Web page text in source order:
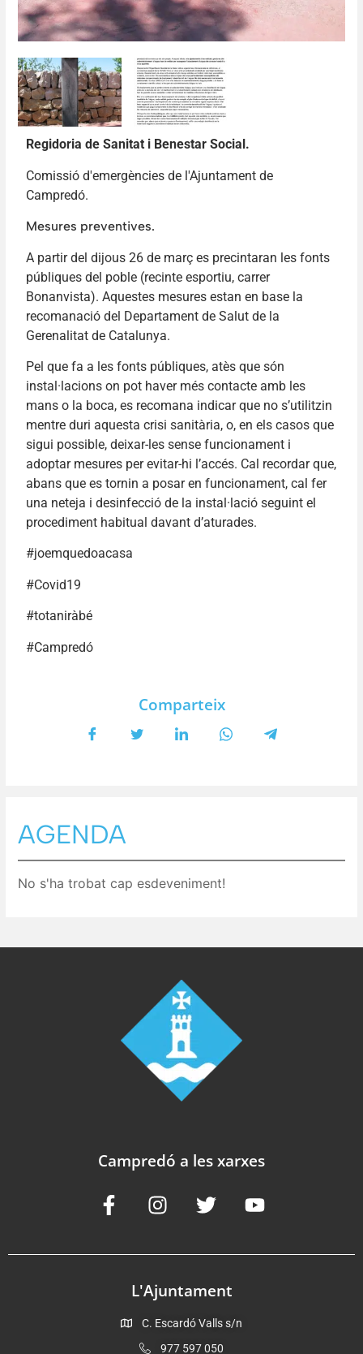
Regidoria de Sanitat i Benestar Social.
Comissió d'emergències de l'Ajuntament de
Campredó.
Mesures preventives.
A partir del dijous 26 de març es precintaran les fonts
públiques del poble (recinte esportiu, carrer
Bonanvista). Aquestes mesures estan en base la
recomanació del Departament de Salut de la
Gerenalitat de Catalunya.
Pel que fa a les fonts públiques, atès que són
instal·lacions on pot haver més contacte amb les
mans o la boca, es recomana indicar que no s’utilitzin
mentre duri aquesta crisi sanitària, o, en els casos que
sigui possible, deixar-les sense funcionament i
adoptar mesures per evitar-hi l’accés. Cal recordar que,
abans que es tornin a posar en funcionament, cal fer
una neteja i desinfecció de la instal·lació seguint el
procediment habitual davant d’aturades.
#joemquedoacasa
#Covid19
#totaniràbé
#Campredó
Comparteix
AGENDA
No s'ha trobat cap esdeveniment!
Campredó a les xarxes
L'Ajuntament
C. Escardó Valls s/n
977 597 050